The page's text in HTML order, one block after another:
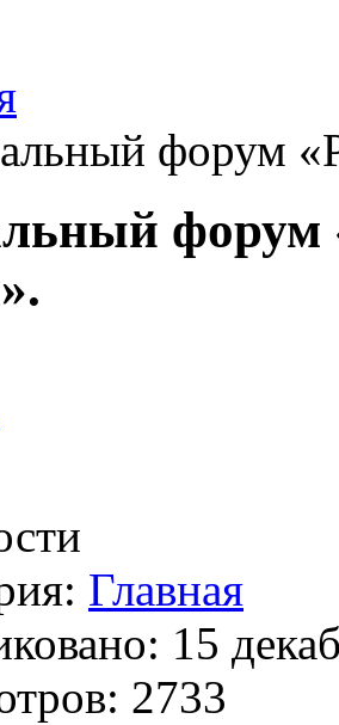
форум
Главная
15
2733